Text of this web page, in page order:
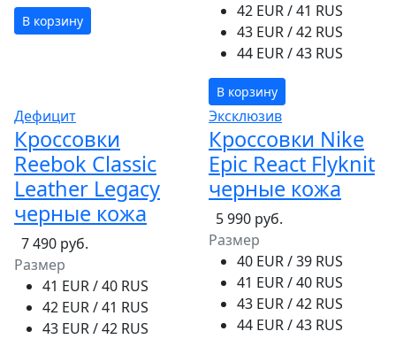
В корзину
42 EUR / 41 RUS
43 EUR / 42 RUS
44 EUR / 43 RUS
В корзину
Дефицит
Кроссовки
Reebok Classic
Leather Legacy
черные кожа
7 490 руб.
Размер
41 EUR / 40 RUS
42 EUR / 41 RUS
43 EUR / 42 RUS
Эксклюзив
Кроссовки Nike
Epic React Flyknit
черные кожа
5 990 руб.
Размер
40 EUR / 39 RUS
41 EUR / 40 RUS
43 EUR / 42 RUS
44 EUR / 43 RUS